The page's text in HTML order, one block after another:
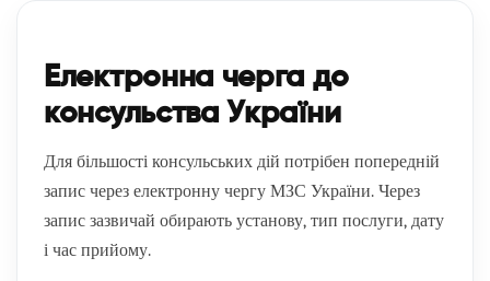
Електронна черга до
консульства України
Для більшості консульських дій потрібен попередній
запис через електронну чергу МЗС України. Через
запис зазвичай обирають установу, тип послуги, дату
і час прийому.